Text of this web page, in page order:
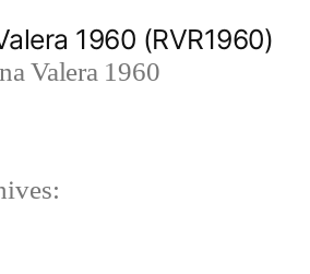
1960 (RVR1960)
Valera 1960